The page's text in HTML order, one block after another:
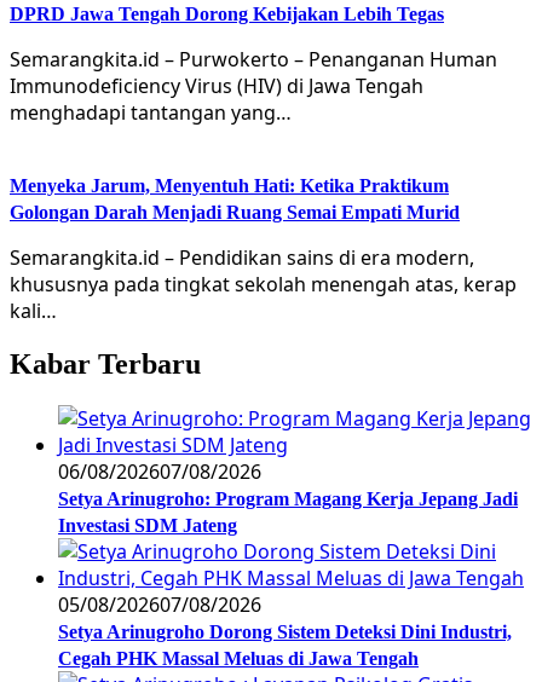
DPRD Jawa Tengah Dorong Kebijakan Lebih Tegas
Semarangkita.id – Purwokerto – Penanganan Human
Immunodeficiency Virus (HIV) di Jawa Tengah
menghadapi tantangan yang…
Menyeka Jarum, Menyentuh Hati: Ketika Praktikum
Golongan Darah Menjadi Ruang Semai Empati Murid
Semarangkita.id – Pendidikan sains di era modern,
khususnya pada tingkat sekolah menengah atas, kerap
kali…
Kabar Terbaru
06/08/202607/08/2026
Setya Arinugroho: Program Magang Kerja Jepang Jadi
Investasi SDM Jateng
05/08/202607/08/2026
Setya Arinugroho Dorong Sistem Deteksi Dini Industri,
Cegah PHK Massal Meluas di Jawa Tengah